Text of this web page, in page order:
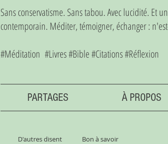
Sans conservatisme. Sans tabou. Avec lucidité. Et
contemporain. Méditer, témoigner, échanger :
#Méditation #Livres #Bible #Citations #Réflexion
PARTAGES À PROPOS
D'autres disent Bon à savoir